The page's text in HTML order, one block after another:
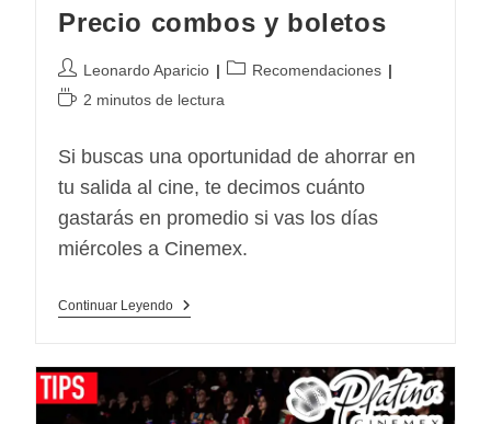
Precio combos y boletos
Autor
de
Leonardo Aparicio
Categoría
Recomendaciones
Tiempo2 minutos de lectura
Si buscas una oportunidad de ahorrar en
tu salida al cine, te decimos cuánto
gastarás en promedio si vas los días
miércoles a Cinemex.
Continuar Leyendo¿Cuánto
Cuesta
Cinemex
Los
Miércoles?